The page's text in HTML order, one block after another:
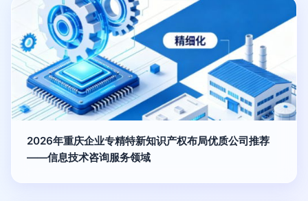
2026年重庆企业专精特新知识产权布局优质公司推荐
——信息技术咨询服务领域